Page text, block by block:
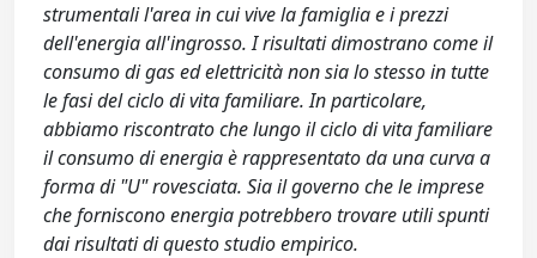
strumentali l'area in cui vive la famiglia e i prezzi
dell'energia all'ingrosso. I risultati dimostrano come il
consumo di gas ed elettricità non sia lo stesso in tutte
le fasi del ciclo di vita familiare. In particolare,
abbiamo riscontrato che lungo il ciclo di vita familiare
il consumo di energia è rappresentato da una curva a
forma di "U" rovesciata. Sia il governo che le imprese
che forniscono energia potrebbero trovare utili spunti
dai risultati di questo studio empirico.